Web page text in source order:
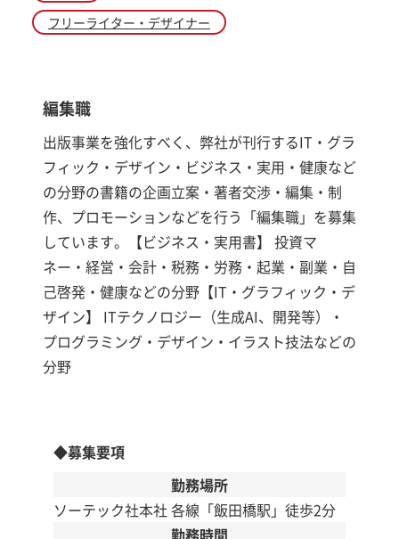
フリーライター・デザイナー
編集職
出版事業を強化すべく、弊社が刊行するIT・グラ
フィック・デザイン・ビジネス・実用・健康など
の分野の書籍の企画立案・著者交渉・編集・制
作、プロモーションなどを行う「編集職」を募集
しています。【ビジネス・実用書】 投資マ
ネー・経営・会計・税務・労務・起業・副業・自
己啓発・健康などの分野【IT・グラフィック・デ
ザイン】 ITテクノロジー（生成AI、開発等）・
プログラミング・デザイン・イラスト技法などの
分野
◆募集要項
勤務場所
ソーテック社本社 各線「飯田橋駅」徒歩2分